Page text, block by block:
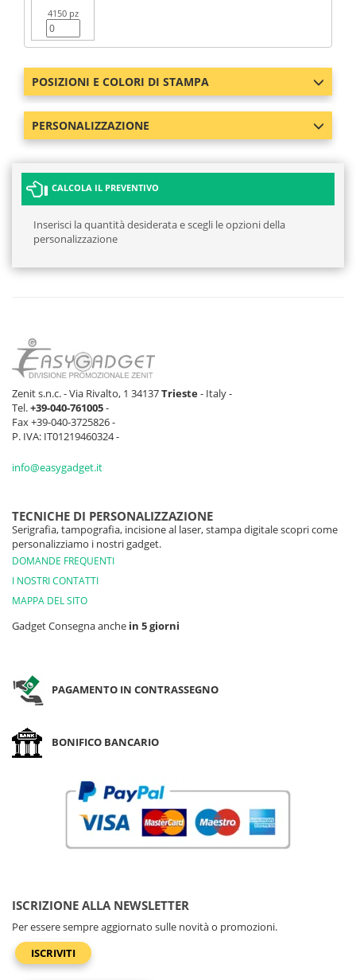
4150 pz
POSIZIONI E COLORI DI STAMPA
PERSONALIZZAZIONE
CALCOLA IL PREVENTIVO
Inserisci la quantità desiderata e scegli le opzioni della
personalizzazione
Zenit s.n.c. - Via Rivalto, 1 34137Trieste- Italy -
Tel.+39-040-761005-
Fax +39-040-3725826 -
P. IVA: IT01219460324 -
info@easygadget.it
TECNICHE DI PERSONALIZZAZIONE
Serigrafia, tampografia, incisione al laser, stampa digitale scopri come
personalizziamo i nostri gadget.
DOMANDE FREQUENTI
I NOSTRI CONTATTI
MAPPA DEL SITO
Gadget Consegna anche in 5 giorni
PAGAMENTO IN CONTRASSEGNO
BONIFICO BANCARIO
ISCRIZIONE ALLA NEWSLETTER
Per essere sempre aggiornato sulle novità o promozioni.
ISCRIVITI